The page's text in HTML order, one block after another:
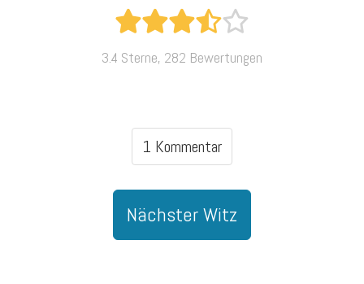
3.4 Sterne, 282 Bewertungen
1 Kommentar
Nächster Witz